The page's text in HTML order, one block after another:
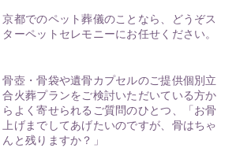
京都でのペット葬儀のことなら、どうぞス
ターペットセレモニーにお任せください。
骨壺・骨袋や遺骨カプセルのご提供個別立
合火葬プランをご検討いただいている方か
らよく寄せられるご質問のひとつ、「お骨
上げまでしてあげたいのですが、骨はちゃ
んと残りますか？」